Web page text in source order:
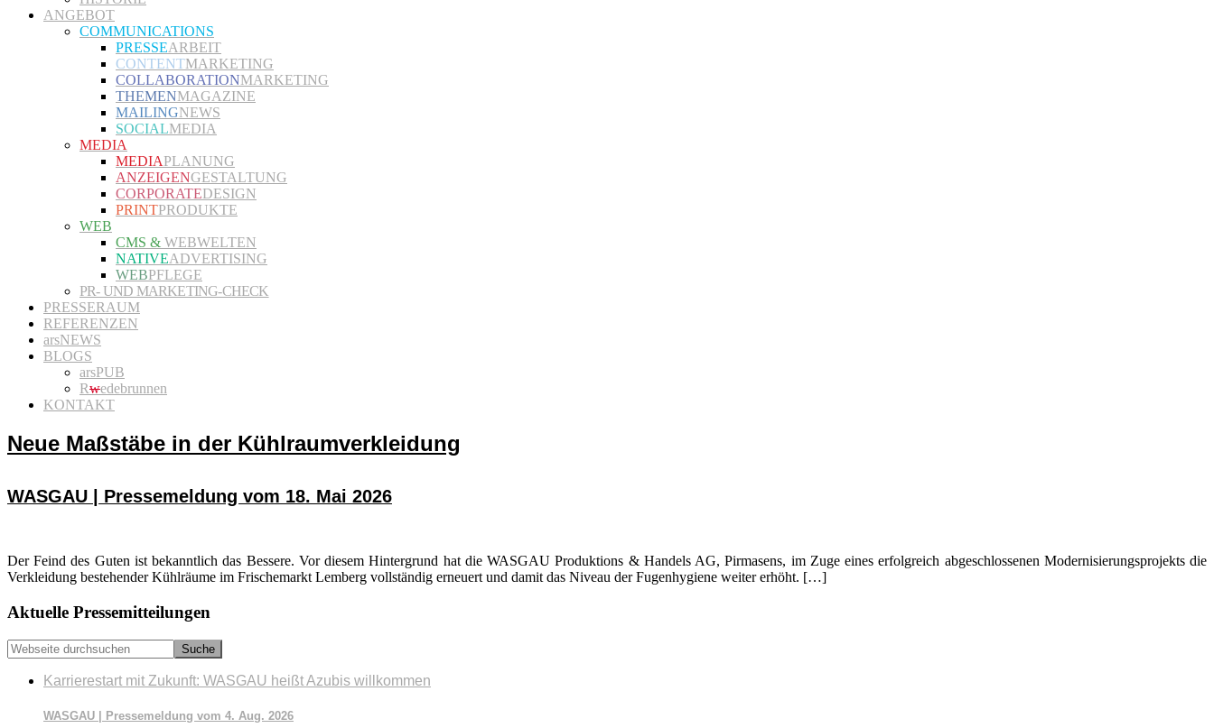
ANGEBOT
COMMUNICATIONS
PRESSEARBEIT
CONTENTMARKETING
COLLABORATIONMARKETING
THEMENMAGAZINE
MAILINGNEWS
SOCIALMEDIA
MEDIA
MEDIAPLANUNG
ANZEIGENGESTALTUNG
CORPORATEDESIGN
PRINTPRODUKTE
WEB
CMS & WEBWELTEN
NATIVEADVERTISING
WEBPFLEGE
PR- UND MARKETING-CHECK
PRESSERAUM
REFERENZEN
arsNEWS
BLOGS
arsPUB
Rwedebrunnen
KONTAKT
Neue Maßstäbe in der Kühlraumverkleidung
WASGAU | Pressemeldung vom 18. Mai 2026
Der Feind des Guten ist bekanntlich das Bessere. Vor diesem Hintergrund hat die WASGAU Produktions & Handels AG, Pirmasens, im Zuge eines erfolgreich abgeschlossenen Modernisierungsprojekts die
Verkleidung bestehender Kühlräume im Frischemarkt Lemberg vollständig erneuert und damit das Niveau der Fugenhygiene weiter erhöht. […]
Seitenspalte
Aktuelle Pressemitteilungen
Webseite
durchsuchen
Karrierestart mit Zukunft: WASGAU heißt Azubis willkommen
WASGAU | Pressemeldung vom 4. Aug. 2026